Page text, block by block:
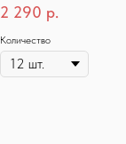
2 290 р.
Количество